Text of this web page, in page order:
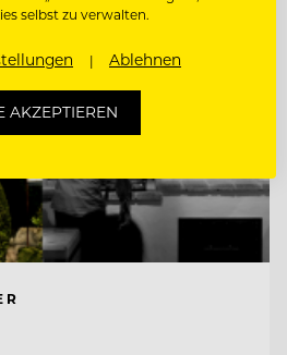
selbst zu verwalten.
Ablehnen
AKZEPTIEREN